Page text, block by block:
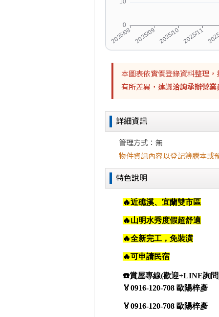
本圖表依實價登錄資料整理
有所差異，建議洽詢承辦營業
詳細資訊
管理方式：無
物件資訊內容以登記簿謄本或
特色說明